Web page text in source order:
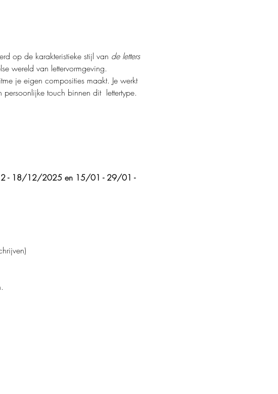
op de karakteristieke stijl van de letters
wereld van lettervormgeving.
je eigen composities maakt. Je werkt
touch binnen dit  lettertype.
- 18/12/2025 en 15/01 - 29/01 -